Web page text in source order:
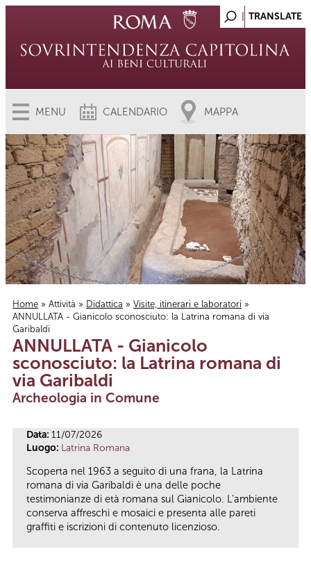
MENU CALENDARIO MAPPA
Tu sei qui
Home » Attività » Didattica » Visite, itinerari e laboratori »
ANNULLATA - Gianicolo sconosciuto: la Latrina romana di via
Garibaldi
ANNULLATA - Gianicolo
sconosciuto: la Latrina romana di
via Garibaldi
Archeologia in Comune
Data: 11/07/2026
Luogo: Latrina Romana
Scoperta nel 1963 a seguito di una frana, la Latrina
romana di via Garibaldi è una delle poche
testimonianze di età romana sul Gianicolo. L’ambiente
conserva affreschi e mosaici e presenta alle pareti
graffiti e iscrizioni di contenuto licenzioso.